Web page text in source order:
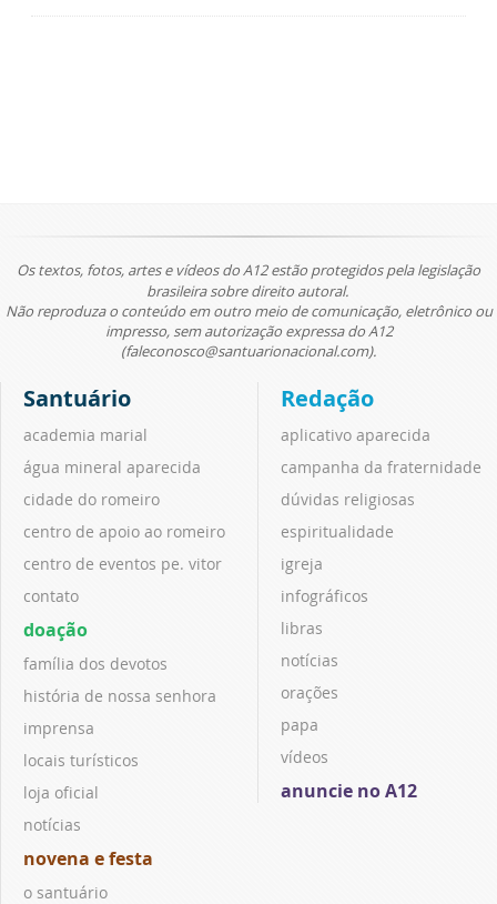
Os textos, fotos, artes e vídeos do A12 estão protegidos pela legislação
brasileira sobre direito autoral.
Não reproduza o conteúdo em outro meio de comunicação, eletrônico ou
impresso, sem autorização expressa do A12
(faleconosco@santuarionacional.com).
Santuário
academia marial
água mineral aparecida
cidade do romeiro
centro de apoio ao romeiro
centro de eventos pe. vitor
contato
doação
família dos devotos
história de nossa senhora
imprensa
locais turísticos
loja oficial
notícias
novena e festa
o santuário
Redação
aplicativo aparecida
campanha da fraternidade
dúvidas religiosas
espiritualidade
igreja
infográficos
libras
notícias
orações
papa
vídeos
anuncie no A12